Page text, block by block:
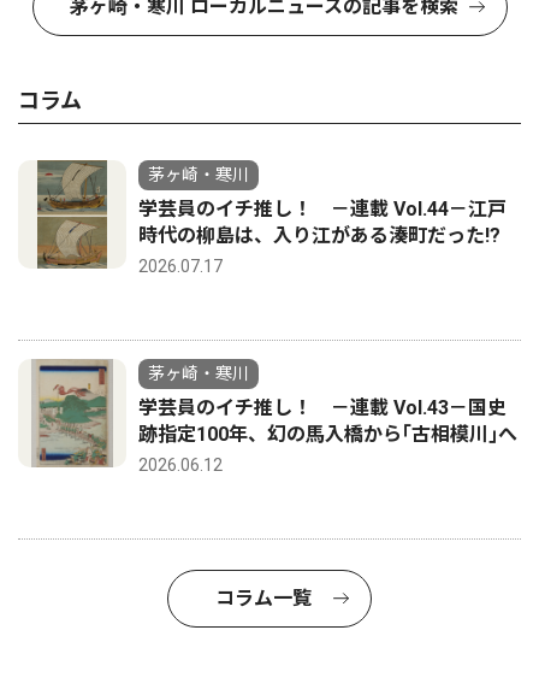
茅ヶ崎・寒川 ローカルニュースの記事を検索
コラム
茅ヶ崎・寒川
学芸員のイチ推し！ －連載 Vol.44－江戸
時代の柳島は、入り江がある湊町だった!?
2026.07.17
茅ヶ崎・寒川
学芸員のイチ推し！ －連載 Vol.43－国史
跡指定100年、幻の馬入橋から｢古相模川｣へ
2026.06.12
コラム一覧